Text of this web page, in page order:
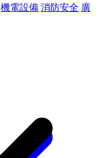
機電設備 消防安全 廣